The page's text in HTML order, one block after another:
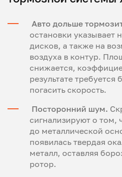
Авто дольше
остановки указывает
дисков, а также на
воздуха в контур.
снижается,
результате
погасить скорость.
Посторонний шум.
сигнализируют о том,
до металлической
появилась твердая
металл, оставляя
ротор.